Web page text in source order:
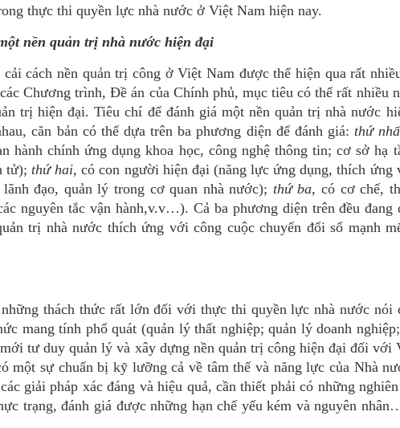
thực thi quyền lực nhà nước ở Việt Nam hiện nay.
nền quản trị nhà nước hiện đại
cách nền quản trị công ở Việt Nam được thể hiện qua rất
Chương trình, Đề án của Chính phủ, mục tiêu có thể rất nhiều
trị hiện đại. Tiêu chí để đánh giá một nền quản trị nhà nước
căn bản có thể dựa trên ba phương diện để đánh giá: thứ
hành chính ứng dụng khoa học, công nghệ thông tin; cơ sở hạ
tử); thứ hai,có con người hiện đại (năng lực ứng dụng, thích ứng
đạo, quản lý trong cơ quan nhà nước); thứ ba, có cơ chế,
nguyên tắc vận hành,v.v…). Cả ba phương diện trên đều đang
trị nhà nước thích ứng với công cuộc chuyển đổi số mạnh
thách thức rất lớn đối với thực thi quyền lực nhà nước nói
mang tính phổ quát (quản lý thất nghiệp; quản lý doanh
tư duy quản lý và xây dựng nền quản trị công hiện đại đối với
một sự chuẩn bị kỹ lưỡng cả về tâm thế và năng lực của Nhà
giải pháp xác đáng và hiệu quả, cần thiết phải có những
trạng, đánh giá được những hạn chế yếu kém và nguyên